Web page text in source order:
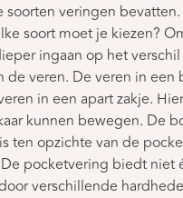
veringen
soort moet je kiezen?
ingaan op het
veren. De veren in
in een apart zakje.
kunnen bewegen. De
ten opzichte van de
pocketvering biedt niet
verschillende